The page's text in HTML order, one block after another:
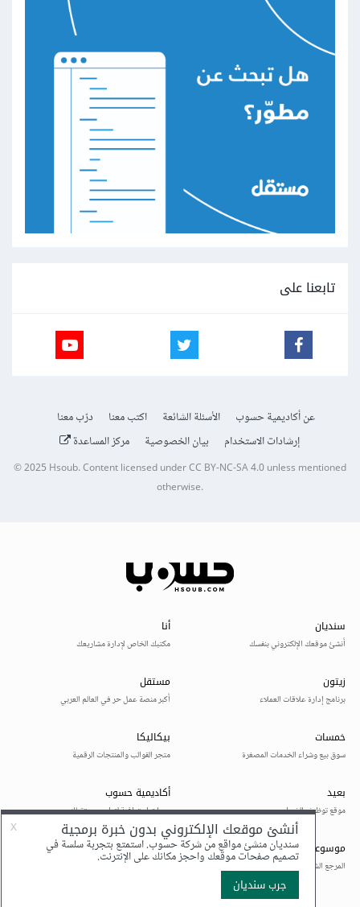
تابعنا على
عن أكاديمية حسوب الأسئلة الشائعة اكتب معنا
درّب معنا
إرشادات الاستخدام
بيان الخصوصية مركز المساعدة
© 2025Hsoub.Content licensed underCC BY-NC-SA 4.0unless mentioned
otherwise.